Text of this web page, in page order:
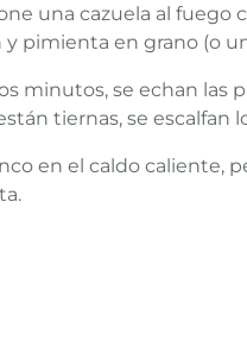
una cazuela al fuego
y pimienta en grano (o
minutos, se echan las
tiernas, se escalfan
en el caldo caliente,